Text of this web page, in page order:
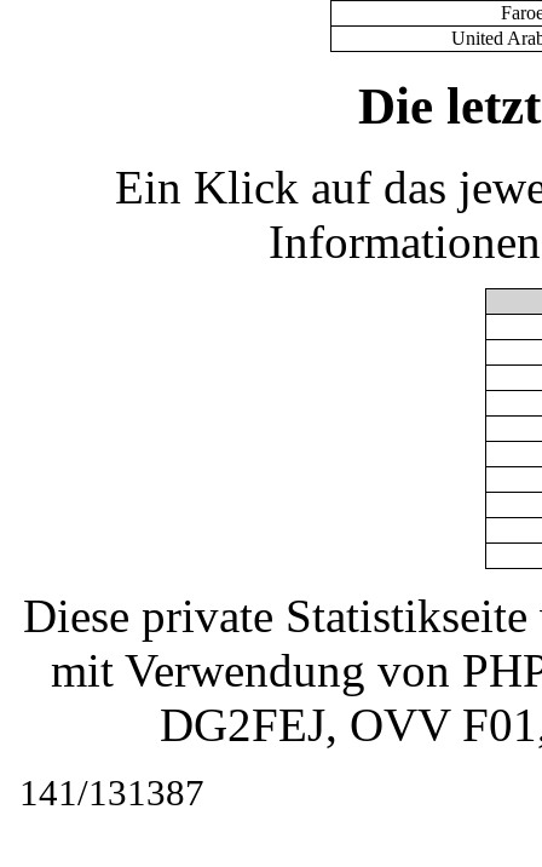
United
Die
Ein Klick auf das
Diese private
mit Verwendung von
DG2FEJ, OVV
141/131387